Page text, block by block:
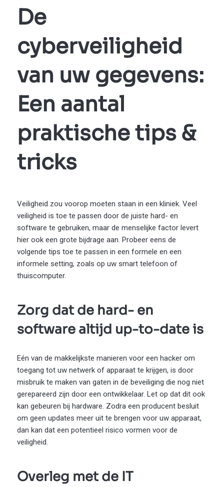
De
cyberveiligheid
van uw gegevens:
Een aantal
praktische tips &
tricks
Veiligheid zou voorop moeten staan in een kliniek. Veel
veiligheid is toe te passen door de juiste hard- en
software te gebruiken, maar de menselijke factor levert
hier ook een grote bijdrage aan. Probeer eens de
volgende tips toe te passen in een formele en een
informele setting, zoals op uw smart telefoon of
thuiscomputer.
Zorg dat de hard- en
software altijd up-to-date is
Eén van de makkelijkste manieren voor een hacker om
toegang tot uw netwerk of apparaat te krijgen, is door
misbruik te maken van gaten in de beveiliging die nog niet
gerepareerd zijn door een ontwikkelaar. Let op dat dit ook
kan gebeuren bij hardware. Zodra een producent besluit
om geen updates meer uit te brengen voor uw apparaat,
dan kan dat een potentieel risico vormen voor de
veiligheid.
Overleg met de IT